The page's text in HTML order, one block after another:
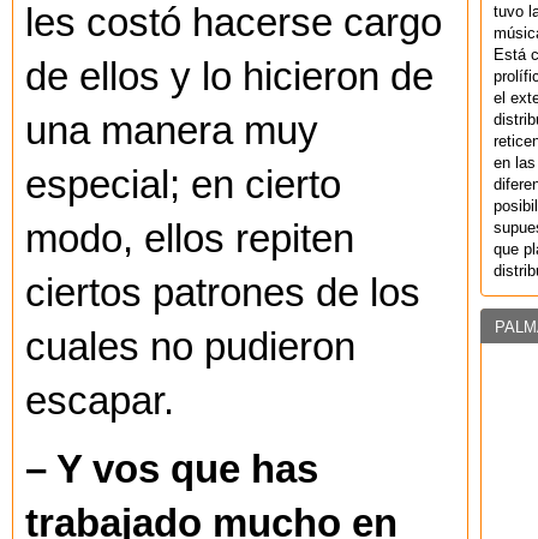
les costó hacerse cargo
de ellos y lo hicieron de
una manera muy
especial; en cierto
modo, ellos repiten
ciertos patrones de los
cuales no pudieron
escapar.
– Y vos que has
trabajado mucho en
tuvo
Está
el
en
que